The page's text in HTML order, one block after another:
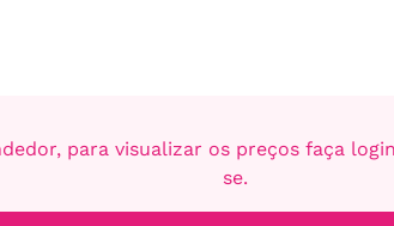
para visualizar os preços faça
se.